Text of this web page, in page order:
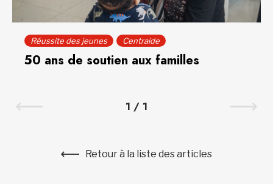
Réussite des jeunes Centraide
50 ans de soutien aux familles
1 / 1
Retour à la liste des articles